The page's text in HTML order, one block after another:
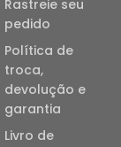
Rastreie seu
pedido
Política de
troca,
devolução e
garantia
Livro de